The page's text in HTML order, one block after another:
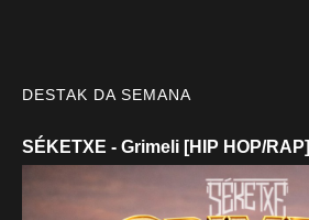
DESTAK DA SEMANA
SÉKETXE - Grimeli [HIP HOP/RAP]